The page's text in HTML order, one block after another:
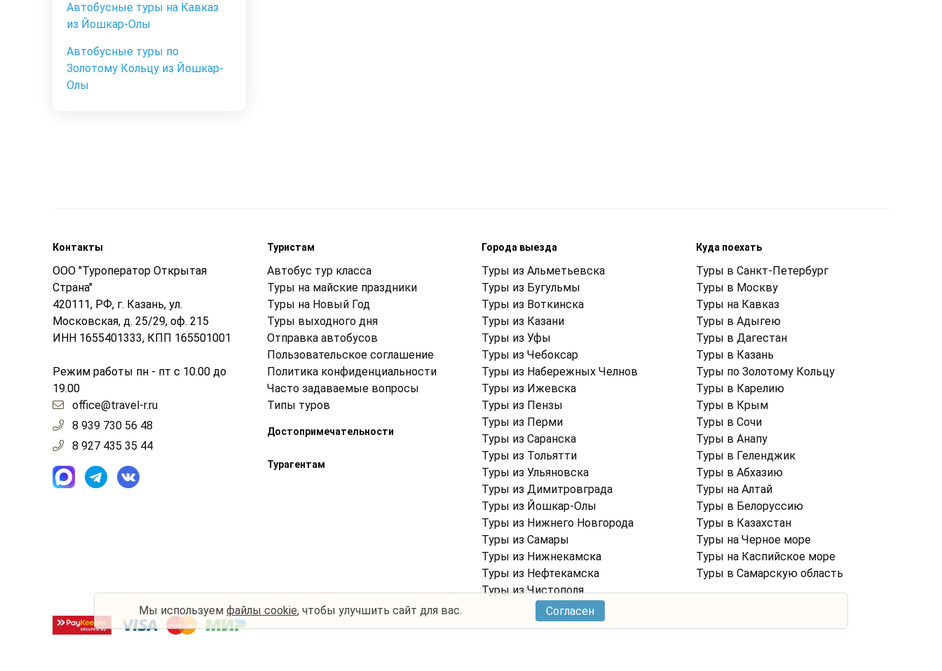
Автобусные туры на Кавказ
из Йошкар-Олы
Автобусные туры по
Золотому Кольцу из Йошкар-
Олы
Контакты
ООО "Туроператор Открытая
Страна"
420111, РФ, г. Казань, ул.
Московская, д. 25/29, оф. 215
ИНН 1655401333, КПП 165501001
Режим работы пн - пт с 10.00 до
19.00
office@travel-r.ru
8 939 730 56 48
8 927 435 35 44
Туристам
Автобус тур класса
Туры на майские праздники
Туры на Новый Год
Туры выходного дня
Отправка автобусов
Пользовательское соглашение
Политика конфиденциальности
Часто задаваемые вопросы
Типы туров
Достопримечательности
Турагентам
Города выезда
Туры из Альметьевска
Туры из Бугульмы
Туры из Воткинска
Туры из Казани
Туры из Уфы
Туры из Чебоксар
Туры из Набережных Челнов
Туры из Ижевска
Туры из Пензы
Туры из Перми
Туры из Саранска
Туры из Тольятти
Туры из Ульяновска
Туры из Димитровграда
Туры из Йошкар-Олы
Туры из Нижнего Новгорода
Туры из Самары
Туры из Нижнекамска
Туры из Нефтекамска
Туры из Чистополя
Куда поехать
Туры в Санкт-Петербург
Туры в Москву
Туры на Кавказ
Туры в Адыгею
Туры в Дагестан
Туры в Казань
Туры по Золотому Кольцу
Туры в Карелию
Туры в Крым
Туры в Cочи
Туры в Анапу
Туры в Геленджик
Туры в Абхазию
Туры на Алтай
Туры в Белоруссию
Туры в Казахстан
Туры на Черное море
Туры на Каспийское море
Туры в Самарскую область
Мы используемфайлы cookie, чтобы улучшить сайт для вас. Согласен